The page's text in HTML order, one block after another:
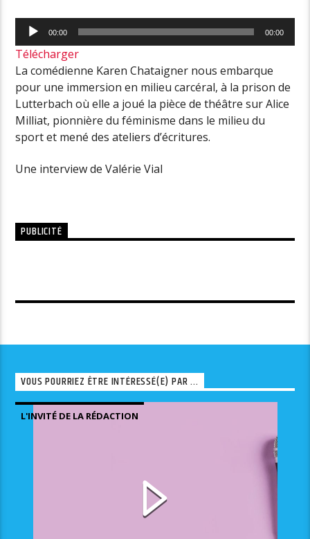
Lecteur
audio
00:00 00:00
Télécharger
La comédienne Karen Chataigner nous embarque
pour une immersion en milieu carcéral, à la prison de
Lutterbach où elle a joué la pièce de théâtre sur Alice
Milliat, pionnière du féminisme dans le milieu du
sport et mené des ateliers d’écritures.
Une interview de Valérie Vial
PUBLICITÉ
VOUS POURRIEZ ÊTRE INTÉRESSÉ(E) PAR ...
L'INVITÉ DE LA RÉDACTION